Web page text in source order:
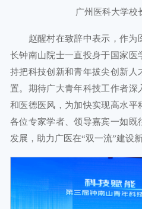
广州医科大学校
赵醒村在致辞中表示，作为
长钟南山院士一直投身于国家医
持把科技创新和青年拔尖创新人
置。期待广大青年科技工作者深
和医德医风，为加快实现高水平
各位专家学者、领导嘉宾一如既
发展，助力广医在“双一流”建设